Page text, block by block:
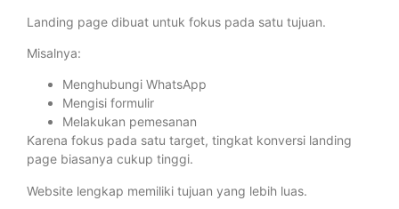
Landing page dibuat untuk fokus pada satu tujuan.
Misalnya:
Menghubungi WhatsApp
Mengisi formulir
Melakukan pemesanan
Karena fokus pada satu target, tingkat konversi landing
page biasanya cukup tinggi.
Website lengkap memiliki tujuan yang lebih luas.